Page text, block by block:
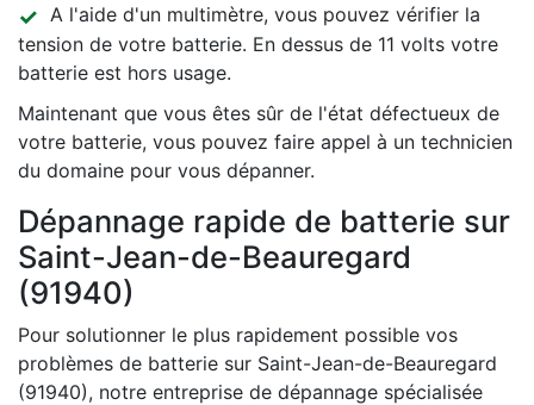
A l'aide d'un multimètre, vous pouvez vérifier la
tension de votre batterie. En dessus de 11 volts votre
batterie est hors usage.
Maintenant que vous êtes sûr de l'état défectueux de
votre batterie, vous pouvez faire appel à un technicien
du domaine pour vous dépanner.
Dépannage rapide de batterie sur
Saint-Jean-de-Beauregard
(91940)
Pour solutionner le plus rapidement possible vos
problèmes de batterie sur Saint-Jean-de-Beauregard
(91940), notre entreprise de dépannage spécialisée